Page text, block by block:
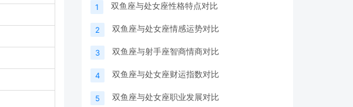
1 双鱼座与处女座性格特点对比
2 双鱼座与处女座情感运势对比
3 双鱼座与射手座智商情商对比
4 双鱼座与处女座财运指数对比
5 双鱼座与处女座职业发展对比